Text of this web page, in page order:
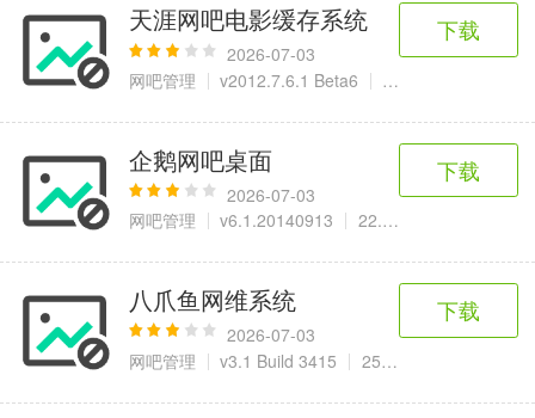
天涯网吧电影缓存系统
2026-07-03
网吧管理
v2012.7.6.1 Beta6 21.5 MB
下载
企鹅网吧桌面
2026-07-03
网吧管理
v6.1.20140913 22.75 MB
下载
八爪鱼网维系统
2026-07-03
网吧管理
v3.1 Build 3415 25.9 MB
下载